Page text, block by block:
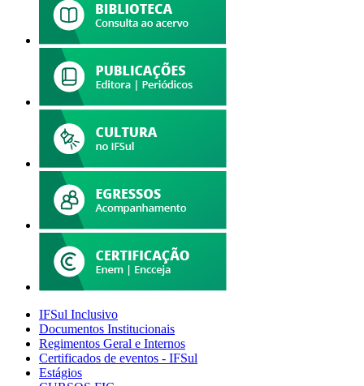
IFSul Inclusivo
Documentos Institucionais
Regimentos Geral e Internos
Certificados de eventos - IFSul
Estágios